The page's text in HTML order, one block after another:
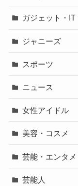
ガジェット・IT
ジャニーズ
スポーツ
ニュース
女性アイドル
美容・コスメ
芸能・エンタメ
芸能人